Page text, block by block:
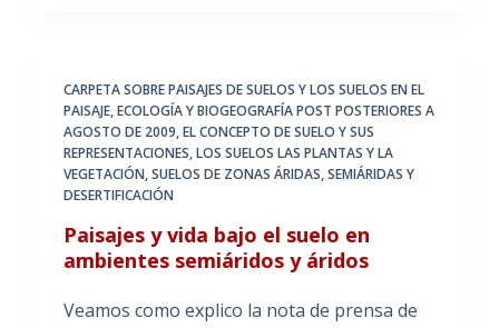
CARPETA SOBRE PAISAJES DE SUELOS Y LOS SUELOS EN EL
PAISAJE,ECOLOGÍA Y BIOGEOGRAFÍA POST POSTERIORES A
AGOSTO DE 2009,EL CONCEPTO DE SUELO Y SUS
REPRESENTACIONES,LOS SUELOS LAS PLANTAS Y LA
VEGETACIÓN,SUELOS DE ZONAS ÁRIDAS, SEMIÁRIDAS Y
DESERTIFICACIÓN
Paisajes y vida bajo el suelo en
ambientes semiáridos y áridos
Veamos como explico la nota de prensa de